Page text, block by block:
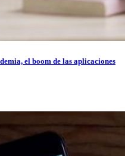
el boom de las aplicaciones